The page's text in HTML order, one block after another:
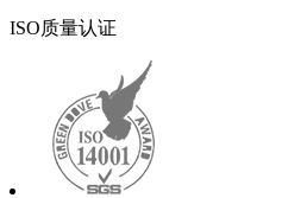
ISO质量认证